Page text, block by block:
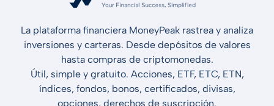
La plataforma financiera MoneyPeak rastrea y analiza
inversiones y carteras. Desde depósitos de valores
hasta compras de criptomonedas.
Útil, simple y gratuito. Acciones, ETF, ETC, ETN,
índices, fondos, bonos, certificados, divisas,
opciones, derechos de suscripción.